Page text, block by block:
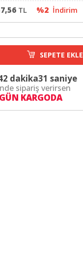
TL %2 İndirim
SEPETE EKLE
dakika30 saniye
sipariş verirsen
KARGODA